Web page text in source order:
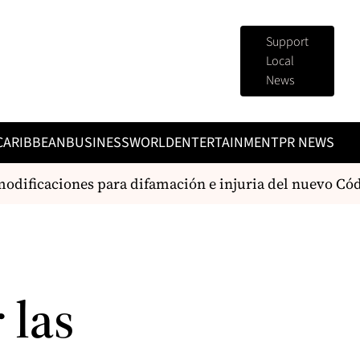
Support
Local
News
BUSINESSWORLDENTERTAINMENTPR NEWS
para difamación e injuria del nuevo